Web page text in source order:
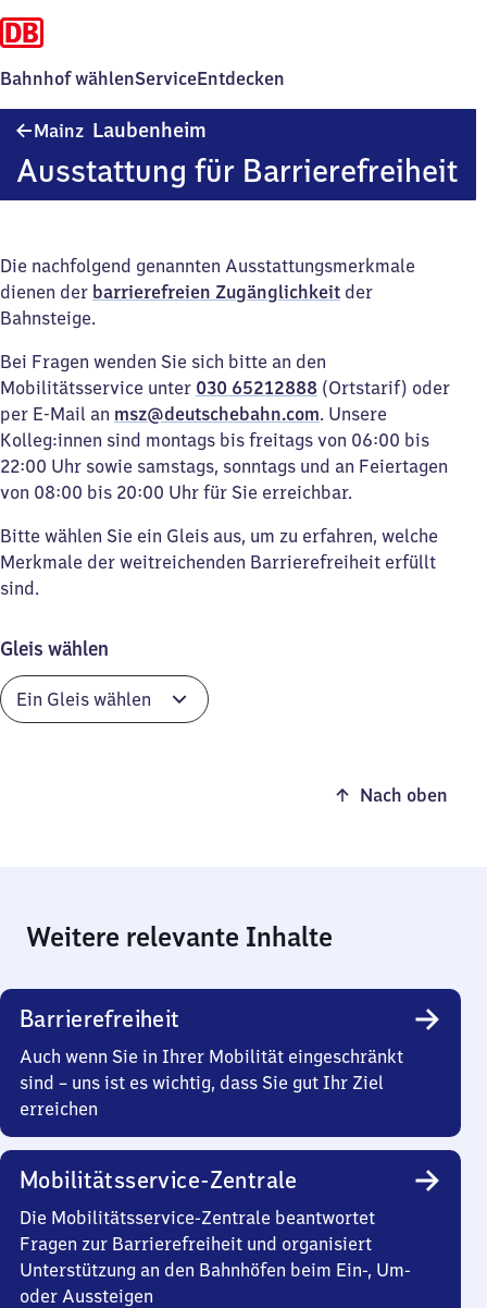
Bahnhof wählenServiceEntdecken
Mainz Laubenheim
Ausstattung für Barrierefreiheit
Die nachfolgend genannten Ausstattungsmerkmale
dienen der barrierefreien Zugänglichkeit der
Bahnsteige.
Bei Fragen wenden Sie sich bitte an den
Mobilitätsservice unter 030 65212888 (Ortstarif) oder
per E-Mail an msz@deutschebahn.com. Unsere
Kolleg:innen sind montags bis freitags von 06:00 bis
22:00 Uhr sowie samstags, sonntags und an Feiertagen
von 08:00 bis 20:00 Uhr für Sie erreichbar.
Bitte wählen Sie ein Gleis aus, um zu erfahren, welche
Merkmale der weitreichenden Barrierefreiheit erfüllt
sind.
Gleis wählen
Nach oben
Weitere relevante Inhalte
Barrierefreiheit
Auch wenn Sie in Ihrer Mobilität eingeschränkt
sind – uns ist es wichtig, dass Sie gut Ihr Ziel
erreichen
Mobilitätsservice-Zentrale
Die Mobilitätsservice-Zentrale beantwortet
Fragen zur Barrierefreiheit und organisiert
Unterstützung an den Bahnhöfen beim Ein-, Um-
oder Aussteigen